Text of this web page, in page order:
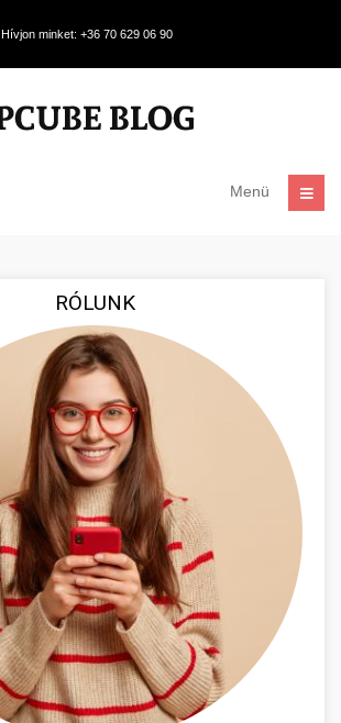
Hívjon minket: +36 70 629 06 90
Menü
RÓLUNK